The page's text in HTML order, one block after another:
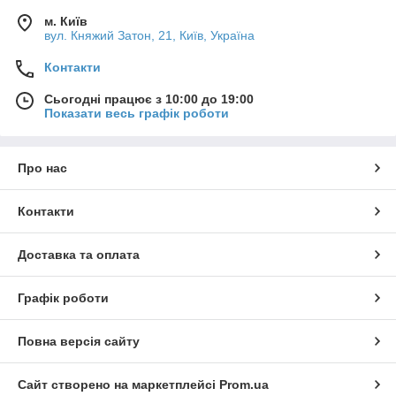
м. Київ
вул. Княжий Затон, 21, Київ, Україна
Контакти
Сьогодні працює з 10:00 до 19:00
Показати весь графік роботи
Про нас
Контакти
Доставка та оплата
Графік роботи
Повна версія сайту
Сайт створено на маркетплейсі Prom.ua